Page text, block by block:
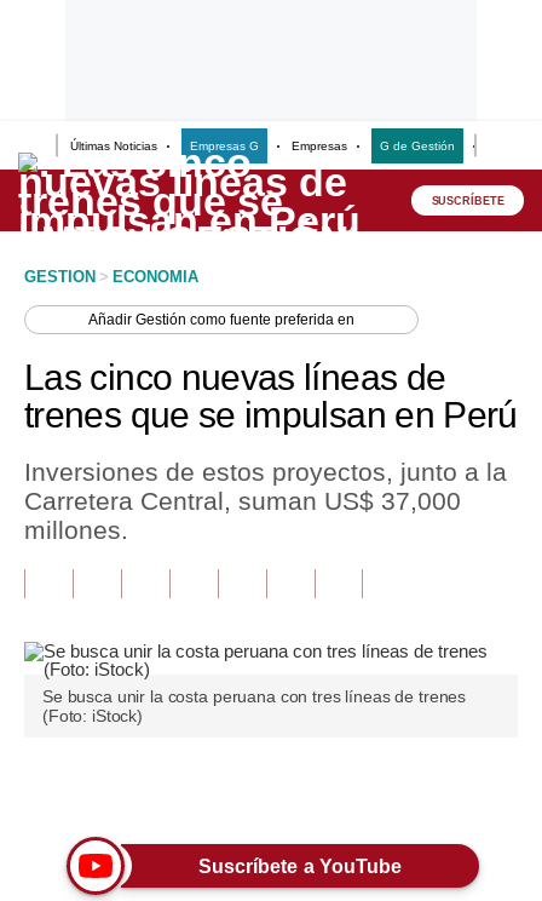
Últimas Noticias Empresas G Empresas G de Gestión
Lo último
Peru Quiosco
Economía
Perú
Política
Pregunta de hoy
SUSCRÍBETE
GESTION > ECONOMIA
AñadirGestión como fuente preferida en
Las cinco nuevas líneas de
trenes que se impulsan en Perú
Inversiones de estos proyectos, junto a la
Carretera Central, suman US$ 37,000
millones.
Se busca unir la costa peruana con tres líneas de trenes
(Foto: iStock)
Suscríbete a YouTube